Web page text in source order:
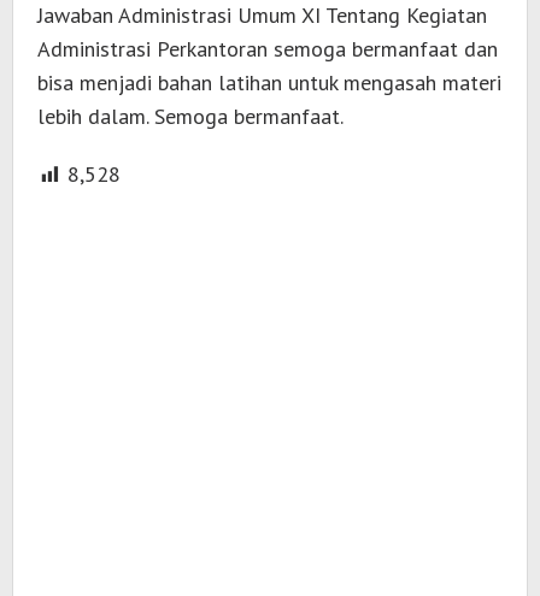
Jawaban Administrasi Umum XI Tentang Kegiatan
Administrasi Perkantoran semoga bermanfaat dan
bisa menjadi bahan latihan untuk mengasah materi
lebih dalam. Semoga bermanfaat.
8,528